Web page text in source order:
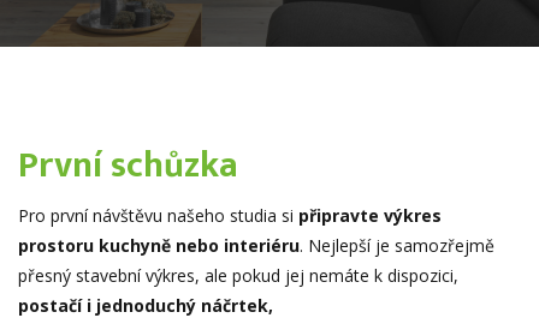
První schůzka
Pro první návštěvu našeho studia si připravte výkres
prostoru kuchyně nebo interiéru. Nejlepší je samozřejmě
přesný stavební výkres, ale pokud jej nemáte k dispozici,
postačí i jednoduchý náčrtek,